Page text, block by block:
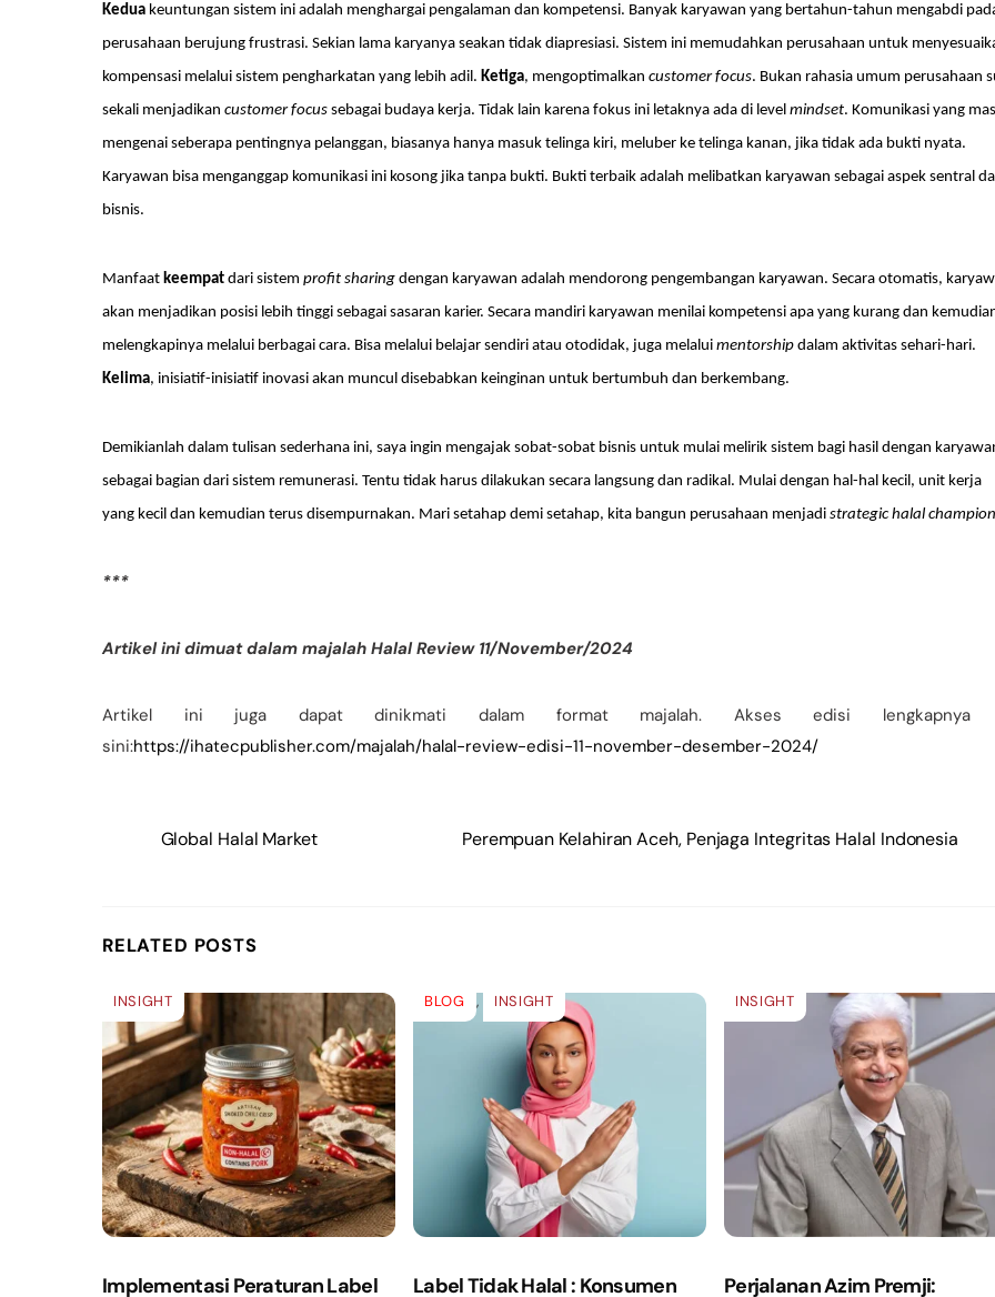
Kedua keuntungan sistem ini adalah menghargai pengalaman dan kompetensi. Banyak karyawan yang bertahun-tahun mengabdi
perusahaan berujung frustrasi. Sekian lama karyanya seakan tidak diapresiasi. Sistem ini memudahkan perusahaan untuk
kompensasi melalui sistem pengharkatan yang lebih adil. Ketiga, mengoptimalkan customer focus. Bukan rahasia umum perusahaan
sekali menjadikan customer focus sebagai budaya kerja. Tidak lain karena fokus ini letaknya ada di level mindset. Komunikasi yang
mengenai seberapa pentingnya pelanggan, biasanya hanya masuk telinga kiri, meluber ke telinga kanan, jika tidak ada bukti nyata.
Karyawan bisa menganggap komunikasi ini kosong jika tanpa bukti. Bukti terbaik adalah melibatkan karyawan sebagai aspek sentral
bisnis.
Manfaat keempat dari sistem profit sharing dengan karyawan adalah mendorong pengembangan karyawan. Secara otomatis,
akan menjadikan posisi lebih tinggi sebagai sasaran karier. Secara mandiri karyawan menilai kompetensi apa yang kurang dan
melengkapinya melalui berbagai cara. Bisa melalui belajar sendiri atau otodidak, juga melalui mentorship dalam aktivitas sehari-hari.
Kelima, inisiatif-inisiatif inovasi akan muncul disebabkan keinginan untuk bertumbuh dan berkembang.
Demikianlah dalam tulisan sederhana ini, saya ingin mengajak sobat-sobat bisnis untuk mulai melirik sistem bagi hasil dengan
sebagai bagian dari sistem remunerasi. Tentu tidak harus dilakukan secara langsung dan radikal. Mulai dengan hal-hal kecil, unit kerja
yang kecil dan kemudian terus disempurnakan. Mari setahap demi setahap, kita bangun perusahaan menjadi strategic halal champion
***
Artikel ini dimuat dalam majalah Halal Review 11/November/2024
Artikel ini juga dapat dinikmati dalam format majalah. Akses edisi lengkapnya
sini:https://ihatecpublisher.com/majalah/halal-review-edisi-11-november-desember-2024/
Global Halal Market Perempuan Kelahiran Aceh, Penjaga Integritas Halal Indonesia
RELATED POSTS
INSIGHT
Implementasi Peraturan Label
BLOG , INSIGHT
Label Tidak Halal : Konsumen
INSIGHT
Perjalanan Azim Premji: